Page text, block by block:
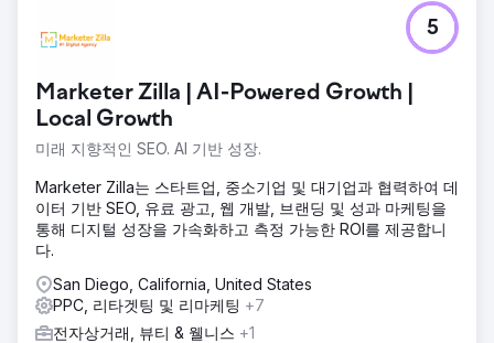
Marketer Zilla | AI-Powered Growth |
Local Growth
미래 지향적인 SEO. AI 기반 성장.
5
Marketer Zilla는 스타트업, 중소기업 및 대기업과 협력하여 데
이터 기반 SEO, 유료 광고, 웹 개발, 브랜딩 및 성과 마케팅을
통해 디지털 성장을 가속화하고 측정 가능한 ROI를 제공합니
다.
San Diego, California, United States
PPC, 리타겟팅 및 리마케팅 +7
전자상거래, 뷰티 & 웰니스 +1